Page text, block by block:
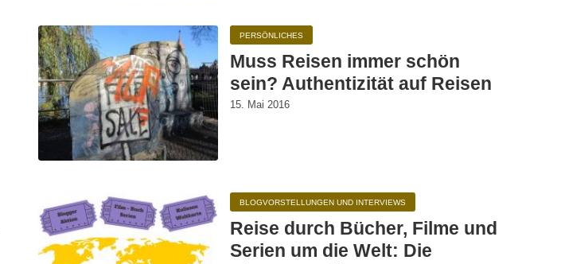
PERSÖNLICHES
Muss Reisen immer schön
sein? Authentizität auf Reisen
15. Mai 2016
BLOGVORSTELLUNGEN UND INTERVIEWS
Reise durch Bücher, Filme und
Serien um die Welt: Die